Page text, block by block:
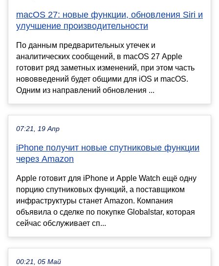
macOS 27: новые функции, обновления Siri и
улучшение производительности
По данным предварительных утечек и
аналитических сообщений, в macOS 27 Apple
готовит ряд заметных изменений, при этом часть
нововведений будет общими для iOS и macOS.
Одним из направлений обновления ...
07:21, 19 Апр
iPhone получит новые спутниковые функции
через Amazon
Apple готовит для iPhone и Apple Watch ещё одну
порцию спутниковых функций, а поставщиком
инфраструктуры станет Amazon. Компания
объявила о сделке по покупке Globalstar, которая
сейчас обслуживает сп...
00:21, 05 Май